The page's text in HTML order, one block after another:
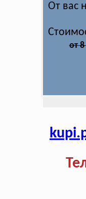
От вас
от